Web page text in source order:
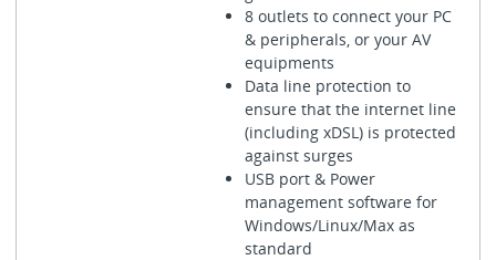
8 outlets to connect your PC
& peripherals, or your AV
equipments
Data line protection to
ensure that the internet line
(including xDSL) is protected
against surges
USB port & Power
management software for
Windows/Linux/Max as
standard